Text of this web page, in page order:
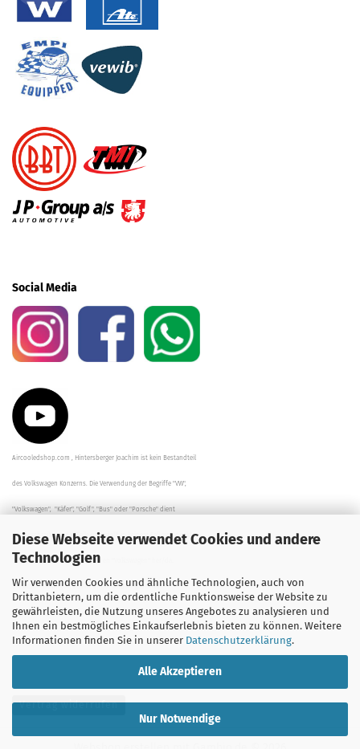
Diese Webseite verwendet Cookies und andere
Technologien
Wir verwenden Cookies und ähnliche Technologien, auch von
Drittanbietern, um die ordentliche Funktionsweise der Website zu
gewährleisten, die Nutzung unseres Angebotes zu analysieren und
Ihnen ein bestmögliches Einkaufserlebnis bieten zu können. Weitere
Informationen finden Sie in unserer Datenschutzerklärung.
Alle Akzeptieren
Nur Notwendige
Social Media
Aircooledshop.com , Hintersberger Joachim ist kein Bestandteil
des Volkswagen Konzerns. Die Verwendung der Begriffe "VW",
"Volkswagen", "Käfer", "Golf", "Bus" oder "Porsche" dient
der Beschreibung der Teile und stellt in keinem Fall eine direkte
Verbindung zu dem Unternehmen "Volkswagen" her/da.
Die Beschreibungen, Zeichnungen und Angaben zur
Verwendung sind sorgfältig überprüft worden.
Vertrag widerrufen